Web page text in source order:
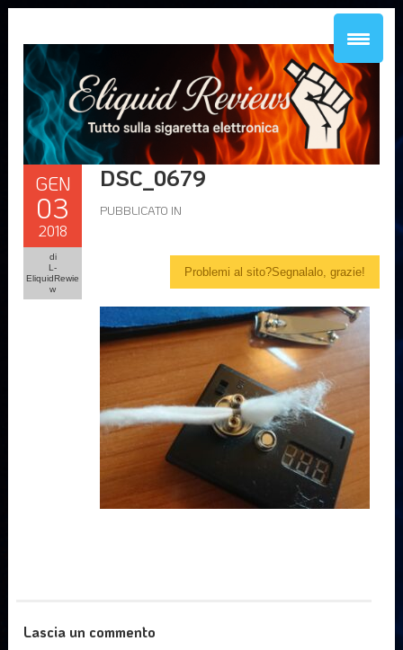
GEN
03
2018
di
L-
EliquidRewie
w
DSC_0679
PUBBLICATO IN
Problemi al sito?Segnalalo, grazie!
Lascia un commento